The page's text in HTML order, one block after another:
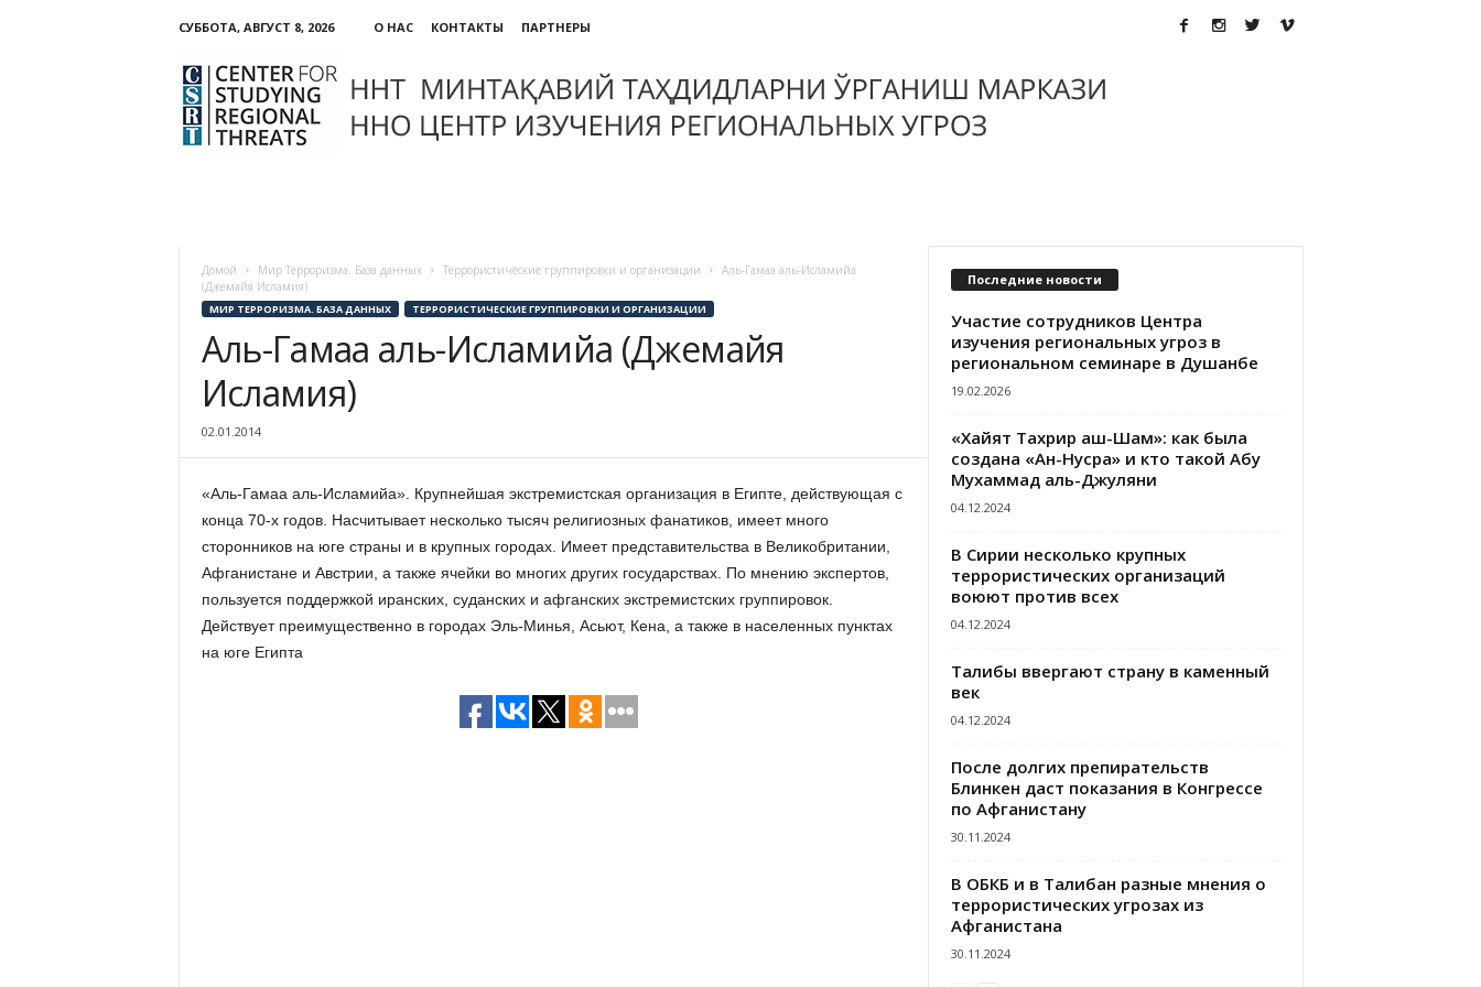
СУББОТА, АВГУСТ 8, 2026 О НАС КОНТАКТЫ
ПАРТНЕРЫ
Центр
изучения
региональных
угроз
Домой Мир Терроризма. База данных Террористические группировки и организации
Аль-Гамаа аль-Исламийа
(Джемайя Исламия)
МИР ТЕРРОРИЗМА. БАЗА ДАННЫХ ТЕРРОРИСТИЧЕСКИЕ ГРУППИРОВКИ И ОРГАНИЗАЦИИ
Аль-Гамаа аль-Исламийа (Джемайя
Исламия)
02.01.2014
«Аль-Гамаа аль-Исламийа». Крупнейшая экстремистская организация в Египте, действующая с
конца 70-х годов. Насчитывает несколько тысяч религиозных фанатиков, имеет много
сторонников на юге страны и в крупных городах. Имеет представительства в Великобритании,
Афганистане и Австрии, а также ячейки во многих других государствах. По мнению экспертов,
пользуется поддержкой иранских, суданских и афганских экстремистских группировок.
Действует преимущественно в городах Эль-Минья, Асьют, Кена, а также в населенных пунктах
на юге Египта
Последние новости
Участие сотрудников Центра
изучения региональных угроз в
региональном семинаре в Душанбе
19.02.2026
«Хайят Тахрир аш-Шам»: как была
создана «Ан-Нусра» и кто такой Абу
Мухаммад аль-Джуляни
04.12.2024
В Сирии несколько крупных
террористических организаций
воюют против всех
04.12.2024
Талибы ввергают страну в каменный
век
04.12.2024
После долгих препирательств
Блинкен даст показания в Конгрессе
по Афганистану
30.11.2024
В ОБКБ и в Талибан разные мнения о
террористических угрозах из
Афганистана
30.11.2024